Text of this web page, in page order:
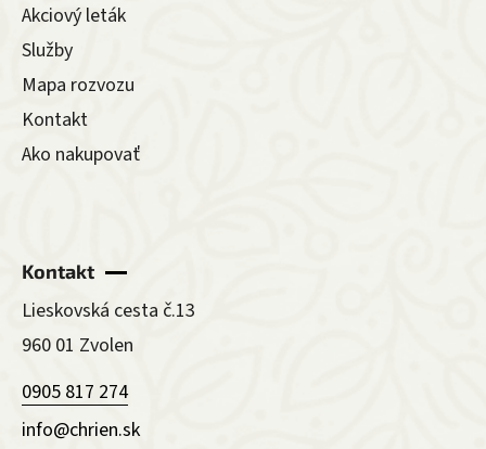
Akciový leták
Služby
Mapa rozvozu
Kontakt
Ako nakupovať
Kontakt
Lieskovská cesta č.13
960 01 Zvolen
0905 817 274
info@chrien.sk